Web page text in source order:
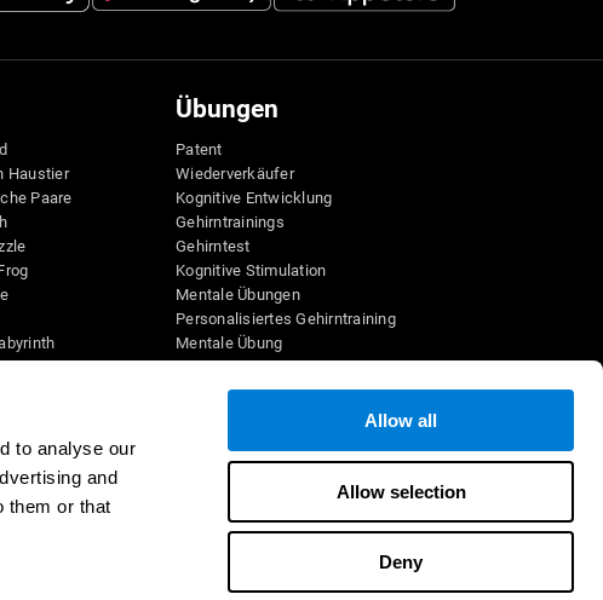
to analyse our
and
them or that
Allow all
Allow selection
Deny
Haustier
Paare
Spiele
Übungen
Patent
Wiederverkäufer
Kognitive Entwicklung
Gehirntrainings
Gehirntest
Kognitive Stimulation
Mentale Übungen
Personalisiertes Gehirntraining
Mentale Übung
Leseverständnis
IQ-Test